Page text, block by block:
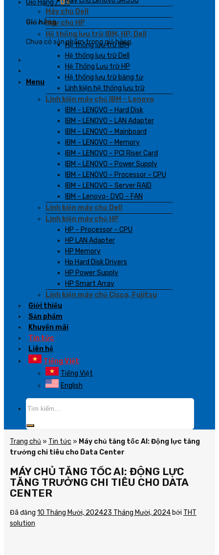
Giỏ Hàng /0₫
Giỏ hàng
Chưa có sản phẩm trong giỏ hàng.
Menu
Máy chủ Dell
Máy chủ HP
Hệ thống lưu trữ IBM, HP, Dell
Hệ thống lưu trữ IBM
Hệ thống lưu trữ Dell
Hệ Thống Lưu trữ HP
Hệ thống lưu trữ băng từ
Linh kiện hệ thống lưu trữ
Linh kiện máy chủ IBM – Lenovo
IBM – LENOVO – Hard Disk
IBM – LENOVO – LAN Adapter
IBM – LENOVO – Mainboard
IBM – LENOVO – Memory
IBM – LENOVO – PCI Riser Card
IBM – LENOVO – Power Supply
IBM – LENOVO – Processor – CPU
IBM – LENOVO – Server RAID
IBM – Lenovo- DVD – FAN
Linh kiện máy chủ Dell
Linh kiện máy chủ HP
HP – Processor – CPU
HP LAN Adapter
HP Memory
Hp Hard Disk Drivers
HP Power Supply
HP Smart Array
Linh kiện máy chủ Cisco, Fujitsu
Giới thiệu
Sản phẩm
Khuyến mãi
Tin tức
Liên hệ
Tiếng Việt
Tiếng Việt
English
Trang chủ » Tin tức » Máy chủ tăng tốc AI: Động lực tăng
trưởng chi tiêu cho Data Center
MÁY CHỦ TĂNG TỐC AI: ĐỘNG LỰC
TĂNG TRƯỞNG CHI TIÊU CHO DATA
CENTER
Đã đăng 10 Tháng Mười, 202423 Tháng Mười, 2024 bởi THT
solution